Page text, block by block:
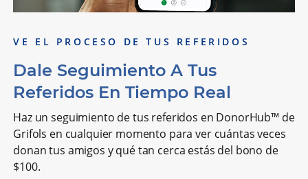
VE EL PROCESO DE TUS REFERIDOS
Dale Seguimiento A Tus
Referidos En Tiempo Real
Haz un seguimiento de tus referidos en DonorHub™ de
Grifols en cualquier momento para ver cuántas veces
donan tus amigos y qué tan cerca estás del bono de
$100.